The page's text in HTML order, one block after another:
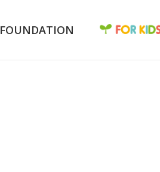
FOUNDATION